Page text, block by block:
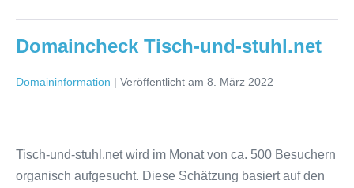
Domaincheck Tisch-und-stuhl.net
Domaininformation | Veröffentlicht am 8. März 2022
und-
stuhl.net
Tisch-und-stuhl.net wird im Monat von ca. 500 Besuchern
organisch aufgesucht. Diese Schätzung basiert auf den